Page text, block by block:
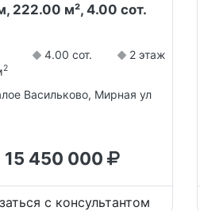
222.00 м², 4.00 сот.
2
4.00 сот. 2 этаж
Васильково, Мирная ул
15 450 000
с консультантом